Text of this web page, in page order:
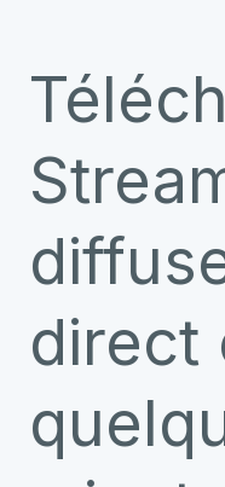
direct